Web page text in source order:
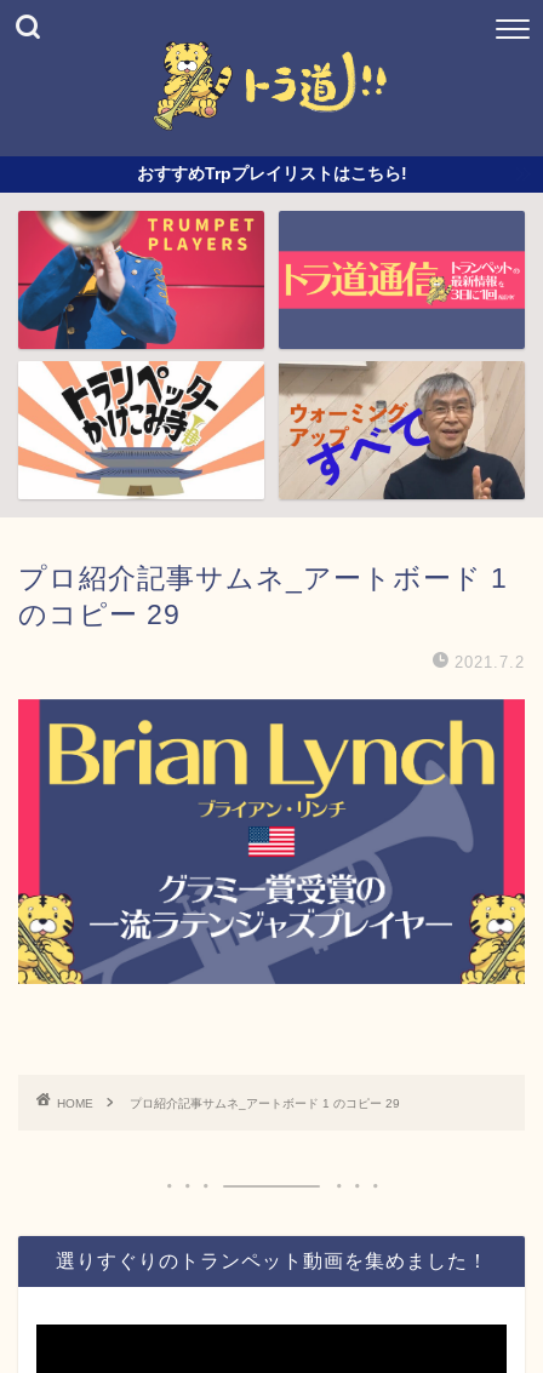
おすすめTrpプレイリストはこちら!
プロ紹介記事サムネ_アートボード 1
のコピー 29
2021.7.2
HOME プロ紹介記事サムネ_アートボード 1 のコピー 29
選りすぐりのトランペット動画を集めました！